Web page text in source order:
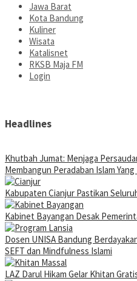
Jawa Barat
Kota Bandung
Kuliner
Wisata
Katalisnet
RKSB Maja FM
Login
Headlines
Khutbah Jumat: Menjaga
Membangun Peradaban Islam
Kabupaten Cianjur Pastikan
Kabinet Bayangan Desak
Dosen UNISA Bandung
SEFT dan Mindfulness Islami
LAZ Darul Hikam Gelar Khitan